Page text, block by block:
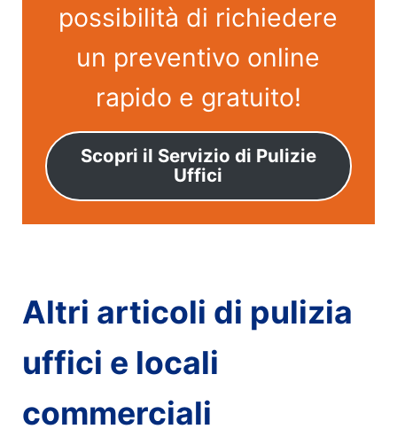
possibilità di richiedere
un preventivo online
rapido e gratuito!
Scopri il Servizio di Pulizie
Uffici
Altri articoli di pulizia
uffici e locali
commerciali